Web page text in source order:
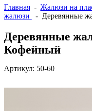
Главная - Жалюзи на
жалюзи
- Деревянные
Деревянные
Кофейный
Артикул: 50-60